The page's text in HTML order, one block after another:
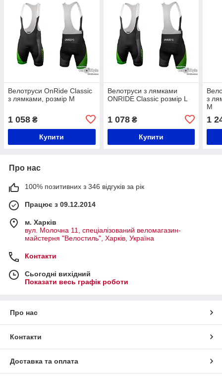
Велотруси OnRide Classic
з лямками, розмір M
1 058 ₴
Купити
Велотруси з лямками
ONRIDE Classic розмір L
1 078₴
Купити
з
M
1
Про нас
100% позитивних з 346 відгуків за рік
Працює з 09.12.2014
м. Харків
вул. Молочна 11, спеціалізований веломагазин-
майстерня "Велостиль", Харків, Україна
Контакти
Сьогодні вихідний
Показати весь графік роботи
Про нас
Контакти
Доставка та оплата